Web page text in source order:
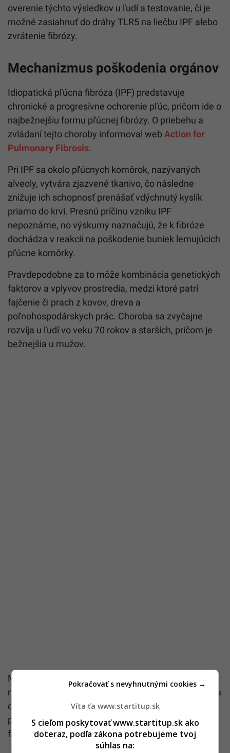
overenie týchto výsledkov u ľudí a testovanie, či je
možné zasiahnuť do dráhy TLR5 na liečbu IPF alebo
zvrátenie fibrózy.
Mechanizmus poškodenia orgánov
Idiopatická pľúcna fibróza (IPF) predstavuje
chronické a progresívne ochorenie pľúc, pričom ide o
najbežnejšiu formu pľúcnej fibrózy. O priebehu a
zvládaní tejto choroby informoval web Action for
Pulmonary Fibrosis.
Pri IPF sa okolo pľúcnych komôrok, nazývaných
alveoly, vytvára zjazvené tkanivo, čo následne
znižuje ich schopnosť prenášať vdýchnutý kyslík
priamo do krvi. Presnú príčinu vzniku IPF
nepoznáme, no výskumy naznačujú, že k fibróze
dochádza v reakcii na poškodenie buniek lemujúcich
pľúcne komôrky.
Pravdepodobne za to môže kombinácia genetických
faktorov a vplyvov prostredia, medzi ktoré patrí
fajčenie či prach z kovov, dreva a
poľnohospodárskych prác. Choroba sa zvyčajne
rozvíja u ľudí vo veku 70 rokov a starších, pričom je
bežnejšia u mužov.
Môže sa však objaviť aj u mladších ročníkov, a to
najmä vtedy, ak sa IPF už vyskytla v rodine, keďže sa
odhaduje, že 5 až 20 percent pacientov má
príbuzného s touto diagnózou, čo nazývame
familiárna pľúcna fibróza.
Víta ťa www.startitup.sk
S cieľom poskytovať www.startitup.sk ako
doteraz, podľa zákona potrebujeme tvoj
súhlas na:
Pokračovať s nevyhnutnými cookies →